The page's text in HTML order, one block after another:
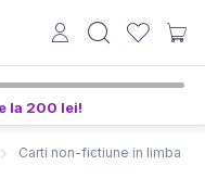
la 200 lei!
Carti non-fictiune in limba